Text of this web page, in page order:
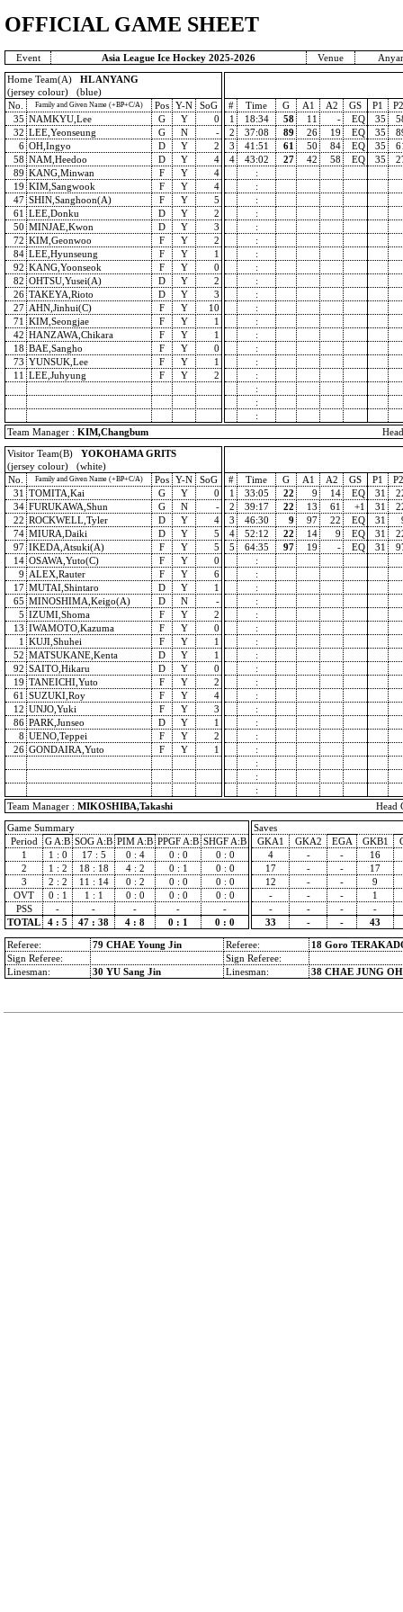
OFFICIAL GAME SHEET
Event Asia League Ice Hockey 2025-2026 Venue
Home Team(A) HL ANYANG
(jersey colour) (blue)
No.
Family and Given Name (+BP+C/A) Pos Y-N
SoG
35 NAMKYU,Lee G Y
0
32 LEE,Yeonseung G N
-
6 OH,Ingyo D Y
2
58 NAM,Heedoo D Y
4
89 KANG,Minwan F Y
4
19 KIM,Sangwook F Y
4
47 SHIN,Sanghoon(A) F Y
5
61 LEE,Donku D Y
2
50 MINJAE,Kwon D Y
3
72 KIM,Geonwoo F Y
2
84 LEE,Hyunseung F Y
1
92 KANG,Yoonseok F Y
0
82 OHTSU,Yusei(A) D Y
2
26 TAKEYA,Rioto D Y
3
27 AHN,Jinhui(C) F Y
10
71 KIM,Seongjae F Y
1
42 HANZAWA,Chikara F Y
1
18 BAE,Sangho F Y
0
73 YUNSUK,Lee F Y
1
11 LEE,Juhyung F Y 2
# Time G A1 A2 GS P1
P2
1
18:34 58 11 - EQ 35
2
37:08 89 26 19 EQ 35
3
41:51 61 50 84 EQ 35
4
43:02 27 42 58 EQ 35
:
:
:
:
:
:
:
:
:
:
:
:
:
:
:
:
:
:
:
Team Manager : KIM,Changbum
Visitor Team(B) YOKOHAMA GRITS
(jersey colour) (white)
No.
Family and Given Name (+BP+C/A) Pos Y-N
SoG
31 TOMITA,Kai G Y
0
34 FURUKAWA,Shun G N
-
22 ROCKWELL,Tyler D Y
4
74 MIURA,Daiki D Y
5
97 IKEDA,Atsuki(A) F Y
5
14 OSAWA,Yuto(C) F Y
0
9 ALEX,Rauter F Y
6
17 MUTAI,Shintaro D Y
1
65 MINOSHIMA,Keigo(A) D N
-
5 IZUMI,Shoma F Y
2
13 IWAMOTO,Kazuma F Y
0
1 KUJI,Shuhei F Y
1
52 MATSUKANE,Kenta D Y
1
92 SAITO,Hikaru D Y
0
19 TANEICHI,Yuto F Y
2
61 SUZUKI,Roy F Y
4
12 UNJO,Yuki F Y
3
86 PARK,Junseo D Y
1
8 UENO,Teppei F Y
2
26 GONDAIRA,Yuto F Y 1
# Time G A1 A2 GS P1
P2
1
33:05 22 9 14 EQ 31
2
39:17 22 13 61 +1 31
3
46:30 9 97 22 EQ 31
4
52:12 22 14 9 EQ 31
5
64:35 97 19 - EQ 31
:
:
:
:
:
:
:
:
:
:
:
:
:
:
:
:
:
:
Team Manager : MIKOSHIBA,Takashi
Head
Game Summary
Period
G A:B SOG A:B PIM A:B PPGF A:B SHGF A:B
1
1 : 0 17 : 5 0 : 4 0 : 0
0 : 0
2
1 : 2 18 : 18 4 : 2 0 : 1
0 : 0
3
2 : 2 11 : 14 0 : 2 0 : 0
0 : 0
OVT
0 : 1 1 : 1 0 : 0 0 : 0
0 : 0
PSS
- - - -
-
TOTAL
4 : 5 47 : 38 4 : 8 0 : 1 0 : 0
Saves
GKA1
GKA2 EGA GKB1
4
- -
16
17
- -
17
12
- -
9
-
- -
1
-
- -
-
33
- - 43
Referee: 79 CHAE Young Jin Referee:
18 Goro
Sign Referee:
Sign Referee:
Linesman:
30 YU Sang Jin Linesman: 38 CHAE JUNG OH